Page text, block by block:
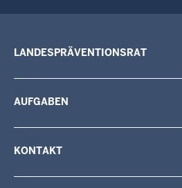
LANDESPRÄVENTIONSRAT
AUFGABEN
KONTAKT